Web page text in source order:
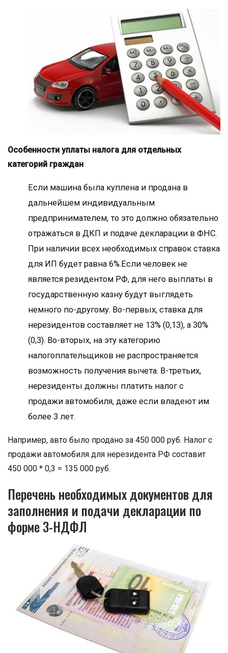
Особенности уплаты налога для отдельных
категорий граждан
Если машина была куплена и продана в
дальнейшем индивидуальным
предпринимателем, то это должно обязательно
отражаться в ДКП и подаче декларации в ФНС.
При наличии всех необходимых справок ставка
для ИП будет равна 6%.Если человек не
является резидентом РФ, для него выплаты в
государственную казну будут выглядеть
немного по-другому. Во-первых, ставка для
нерезидентов составляет не 13% (0,13), а 30%
(0,3). Во-вторых, на эту категорию
налогоплательщиков не распространяется
возможность получения вычета. В-третьих,
нерезиденты должны платить налог с
продажи автомобиля, даже если владеют им
более 3 лет.
Например, авто было продано за 450 000 руб. Налог с
продажи автомобиля для нерезидента РФ составит
450 000 * 0,3 = 135 000 руб.
Перечень необходимых документов для
заполнения и подачи декларации по
форме 3-НДФЛ